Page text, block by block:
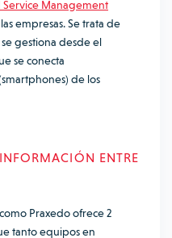
Service Management
empresas. Se trata de
gestiona desde el
se conecta
de los
ENTRE
Praxedo ofrece 2
tanto equipos en